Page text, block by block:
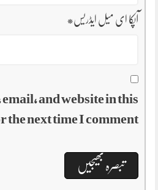
آپکا ای میل ایڈریس*
email, and website in this
the next time I comment.